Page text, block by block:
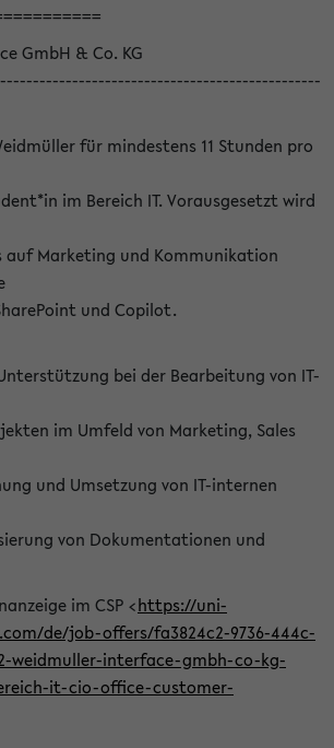
GmbH & Co. KG
für mindestens 11 Stunden pro
im Bereich IT. Vorausgesetzt wird
auf Marketing und Kommunikation
und Copilot.
bei der Bearbeitung von IT-
im Umfeld von Marketing, Sales
und Umsetzung von IT-internen
von Dokumentationen und
im CSP <https://uni-
de/job-offers/fa3824c2-9736-444c-
weidmuller-interface-gmbh-co-kg-
it-cio-office-customer-